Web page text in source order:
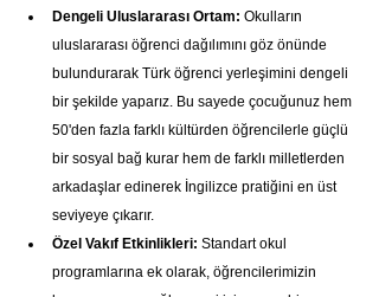
Dengeli Uluslararası Ortam: Okulların
uluslararası öğrenci dağılımını göz önünde
bulundurarak Türk öğrenci yerleşimini dengeli
bir şekilde yaparız. Bu sayede çocuğunuz hem
50'den fazla farklı kültürden öğrencilerle güçlü
bir sosyal bağ kurar hem de farklı milletlerden
arkadaşlar edinerek İngilizce pratiğini en üst
seviyeye çıkarır.
Özel Vakıf Etkinlikleri: Standart okul
programlarına ek olarak, öğrencilerimizin